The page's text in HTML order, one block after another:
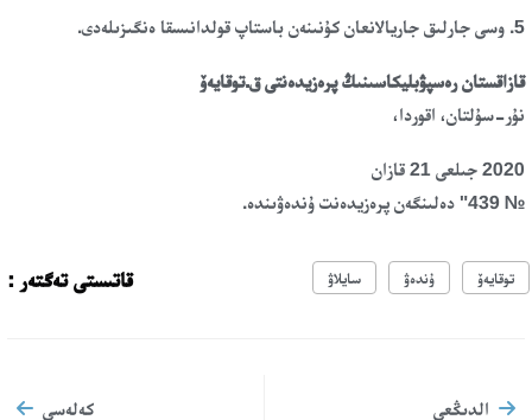
5. وسى جارلىق جاريالانعان كۇنىنەن باستاپ قولدانىسقا ەنگىزىلەدى.
قازاقستان رەسپۋبليكاسىنىڭ پرەزيدەنتى ق.توقايەۆ
نۇر-سۇلتان، اقوردا،
2020 جىلعى 21 قازان
№ 439" دەلىنگەن پرەزيدەنت ۇندەۋىندە.
قاتىستى تەگتەر : توقايەۆ ۇندەۋ سايلاۋ
الدىڭعى كەلەسى